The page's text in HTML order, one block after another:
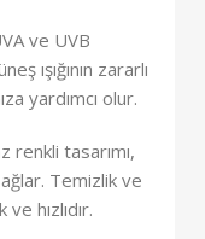
ve UVB
ışığının zararlı
yardımcı olur.
renkli tasarımı,
Temizlik ve
hızlıdır.